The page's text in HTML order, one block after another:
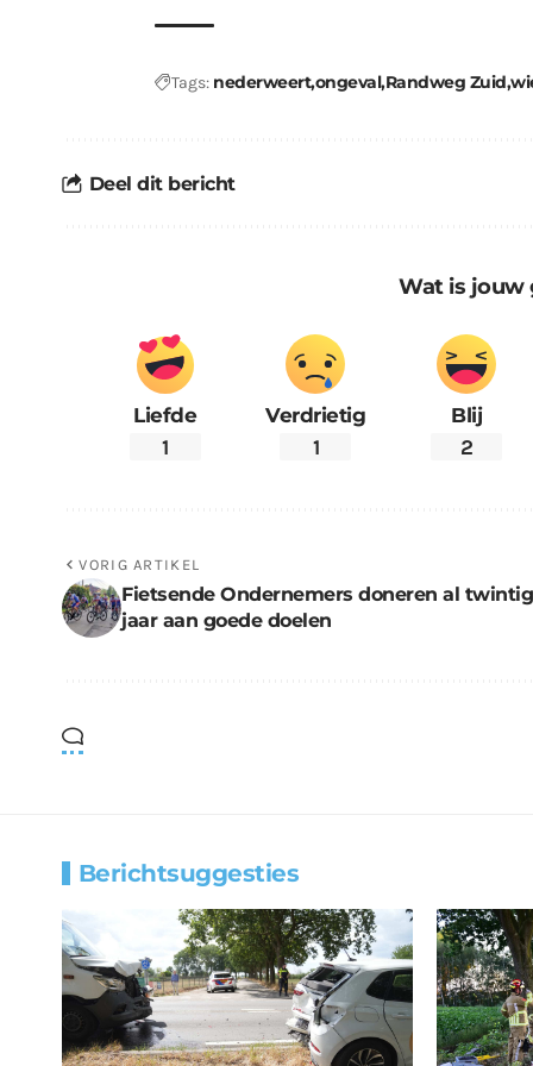
Tags: nederweertongevalRandweg Zuid
Deel dit bericht
Wat is jouw
Liefde
1
Verdrietig
1
Blij
2
VORIG ARTIKEL
Fietsende Ondernemers doneren al twintig
jaar aan goede doelen
Berichtsuggesties